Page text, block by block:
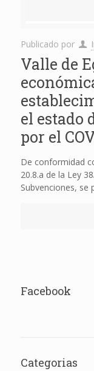
Publicado por
Valle de
el estado
por el
De conformidad
20.8.a de la Ley
Subvenciones, se
Facebook
Categorias